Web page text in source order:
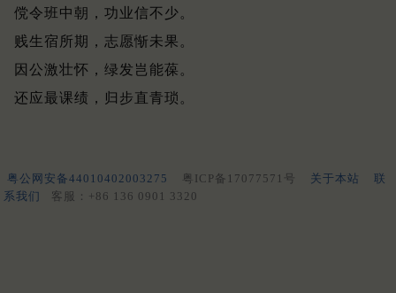
傥令班中朝，功业信不少。
贱生宿所期，志愿惭未果。
因公激壮怀，绿发岂能葆。
还应最课绩，归步直青琐。
粤公网安备44010402003275 粤ICP备17077571号 关于本站
联
系我们
客服：+86 136 0901 3320